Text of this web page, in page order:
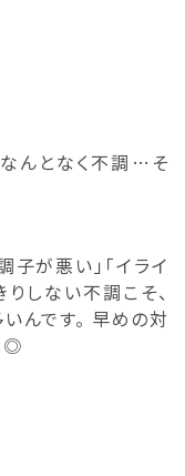
んとなく不調…そ
子が悪い」「イライ
りしない不調こそ、
んです。 早めの対
◎